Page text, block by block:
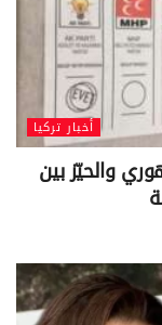
أخبار تركيا
والحيّز بين